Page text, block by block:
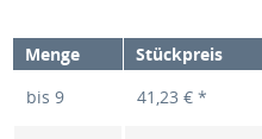
Menge Stückpreis
bis 9 41,23 € *